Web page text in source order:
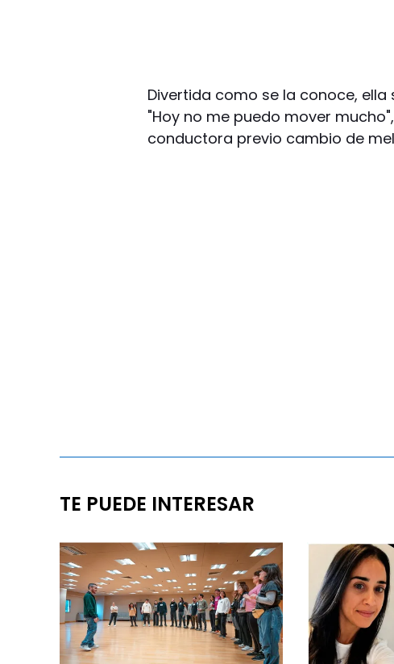
Divertida como se la conoce,
"Hoy no me puedo mover
conductora previo cambio de
TE PUEDE INTERESAR